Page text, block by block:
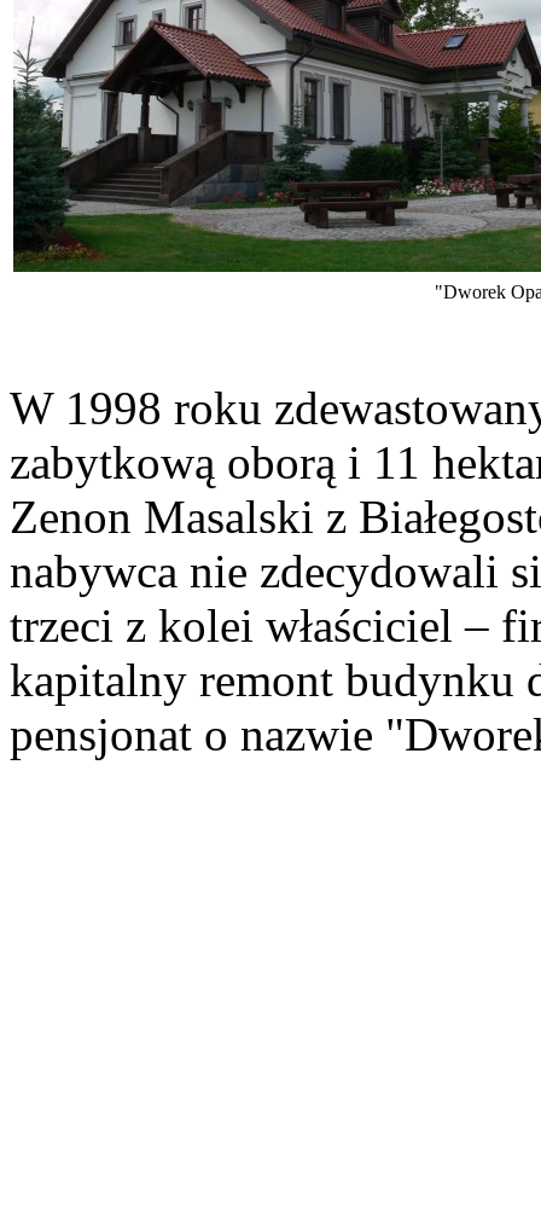
"Dworek
W 1998 roku
zabytkową oborą i 11
Zenon Masalski z
nabywca nie zdecydowali
trzeci z kolei właściciel –
kapitalny remont budynku
pensjonat o nazwie